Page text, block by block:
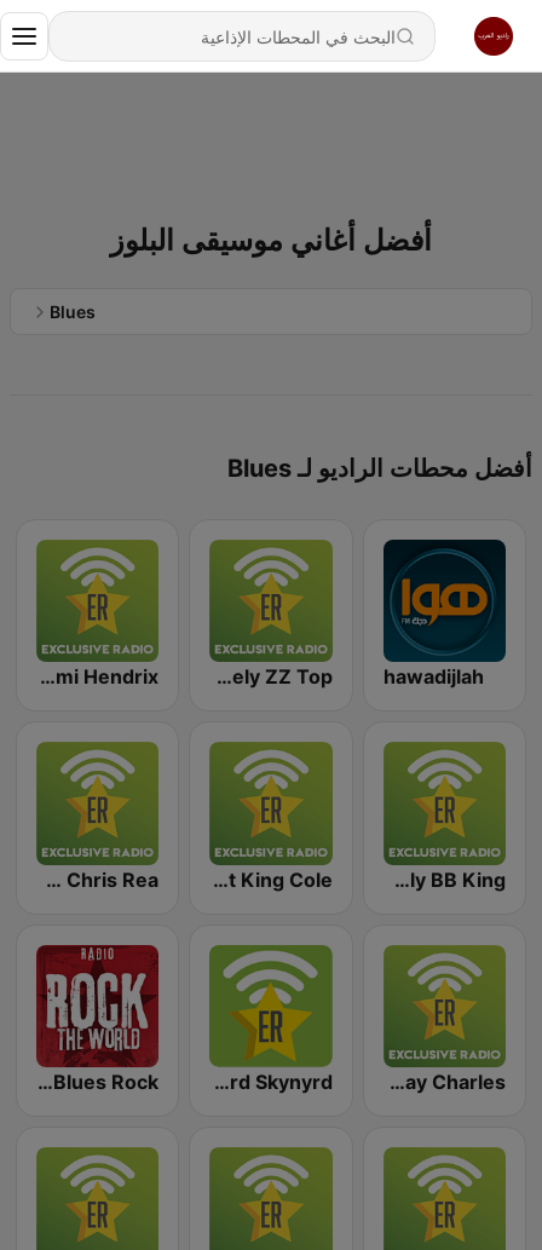
أفضل أغاني موسيقى البلوز
Blues
أفضل محطات الراديو لـ Blues
hawadijlah
Exclusively ZZ Top
Exclusively Jimi Hendrix
Exclusively BB King
Exclusively Nat King Cole
Exclusively Chris Rea
Exclusively Ray Charles
Exclusively Lynyrd Skynyrd
Rock The World - Blues Rock